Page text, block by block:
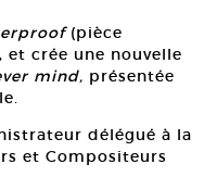
(pièce
et crée une nouvelle
mind, présentée
délégué à la
et Compositeurs